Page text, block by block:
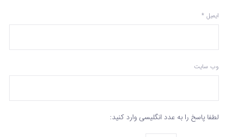
ایمیل *
وب‌ سایت
لطفا پاسخ را به عدد انگلیسی وارد کنید: